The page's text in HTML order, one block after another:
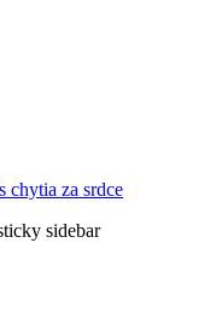
chytia za srdce
sidebar